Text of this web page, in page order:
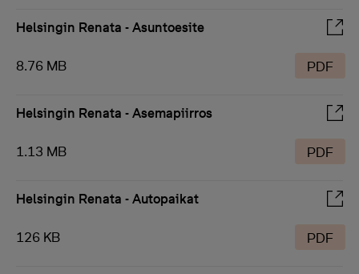
Helsingin Renata - Asuntoesite
8.76 MB PDF
Helsingin Renata - Asemapiirros
1.13 MB PDF
Helsingin Renata - Autopaikat
126 KB PDF